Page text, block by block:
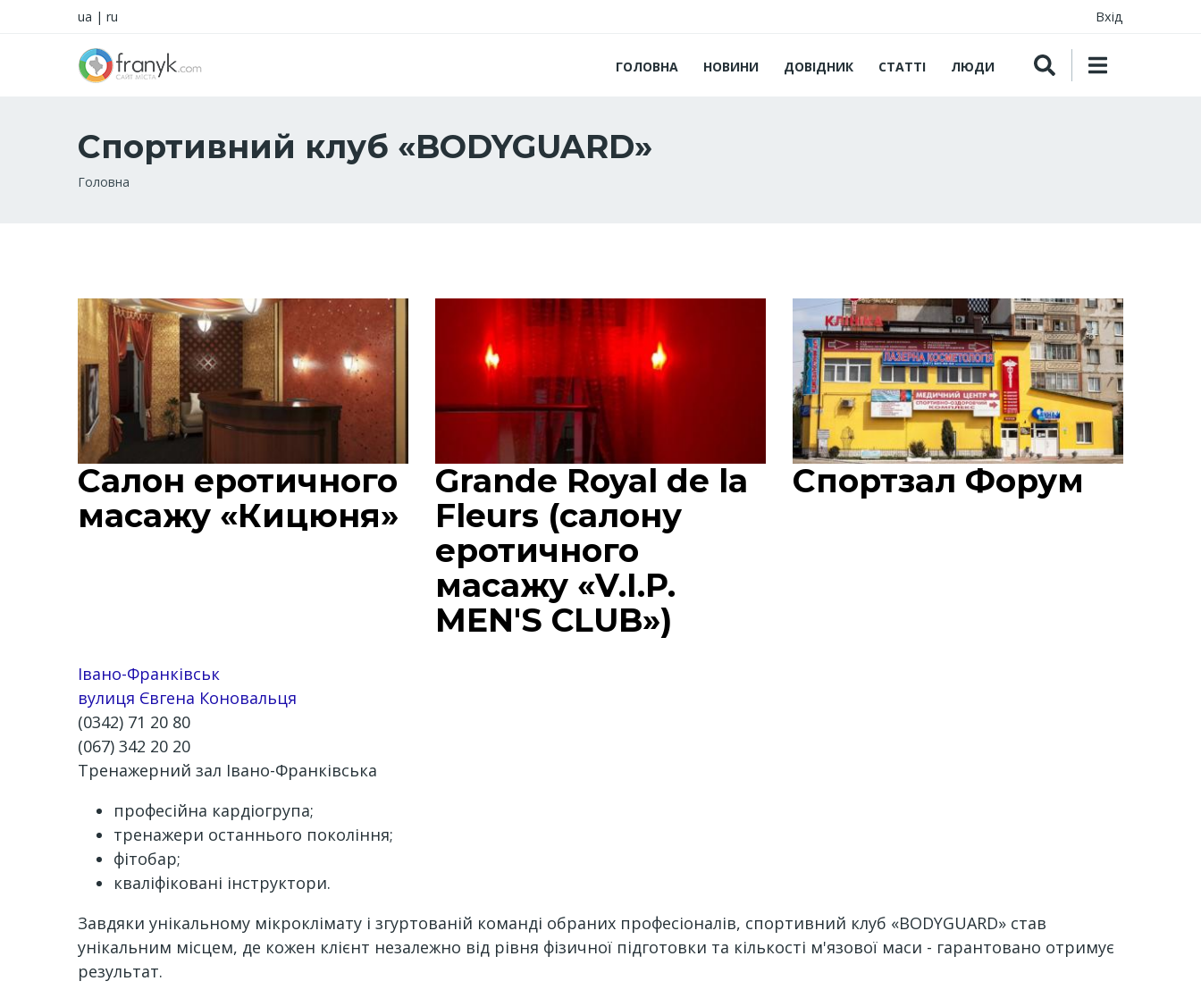
ua | ru Вхід
ГОЛОВНА НОВИНИ ДОВІДНИК СТАТТІ ЛЮДИ
Спортивний клуб «BODYGUARD»
Рядок
Головна
Салон еротичного
масажу «Кицюня»
Grande Royal de la
Fleurs (салону
еротичного
масажу «V.I.P.
MEN'S CLUB»)
Спортзал Форум
Івано-Франківськ
вулиця Євгена Коновальця
(0342) 71 20 80
(067) 342 20 20
Тренажерний зал Івано-Франківська
професійна кардіогрупа;
тренажери останнього покоління;
фітобар;
кваліфіковані інструктори.
Завдяки унікальному мікроклімату і згуртованій команді обраних професіоналів, спортивний клуб «BODYGUARD» став
унікальним місцем, де кожен клієнт незалежно від рівня фізичної підготовки та кількості м'язової маси - гарантовано отримує
результат.